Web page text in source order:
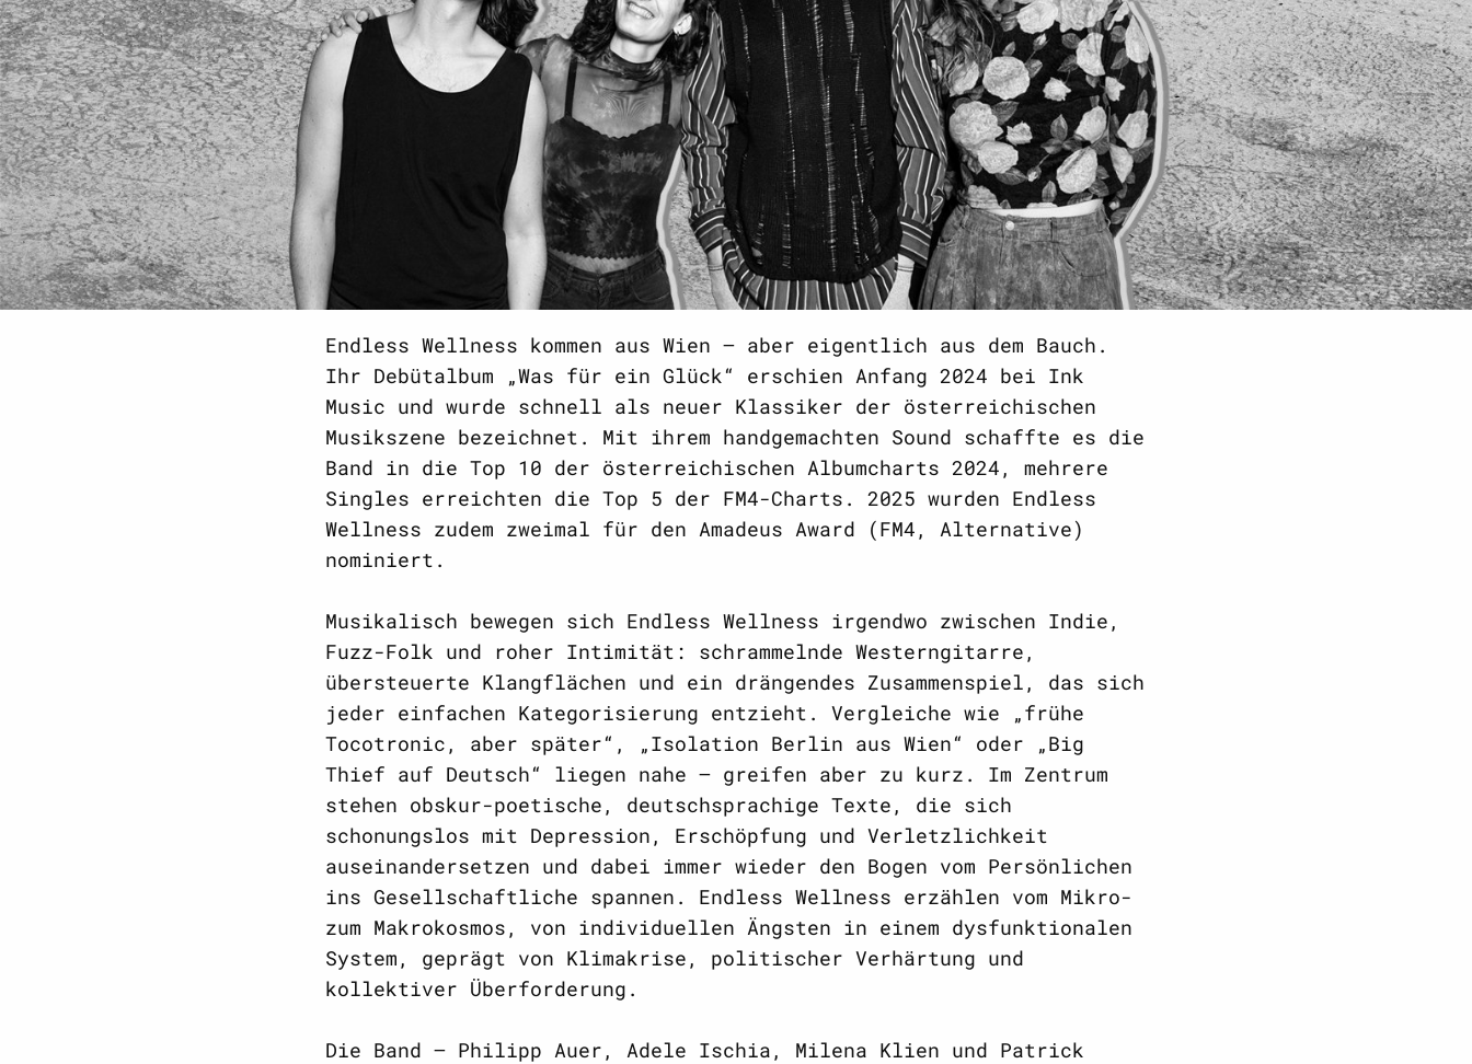
Endless Wellness kommen aus Wien – aber eigentlich aus dem Bauch.
Ihr Debütalbum „Was für ein Glück“ erschien Anfang 2024 bei Ink
Music und wurde schnell als neuer Klassiker der österreichischen
Musikszene bezeichnet. Mit ihrem handgemachten Sound schaffte es die
Band in die Top 10 der österreichischen Albumcharts 2024, mehrere
Singles erreichten die Top 5 der FM4-Charts. 2025 wurden Endless
Wellness zudem zweimal für den Amadeus Award (FM4, Alternative)
nominiert.
Musikalisch bewegen sich Endless Wellness irgendwo zwischen Indie,
Fuzz-Folk und roher Intimität: schrammelnde Westerngitarre,
übersteuerte Klangflächen und ein drängendes Zusammenspiel, das sich
jeder einfachen Kategorisierung entzieht. Vergleiche wie „frühe
Tocotronic, aber später“, „Isolation Berlin aus Wien“ oder „Big
Thief auf Deutsch“ liegen nahe – greifen aber zu kurz. Im Zentrum
stehen obskur-poetische, deutschsprachige Texte, die sich
schonungslos mit Depression, Erschöpfung und Verletzlichkeit
auseinandersetzen und dabei immer wieder den Bogen vom Persönlichen
ins Gesellschaftliche spannen. Endless Wellness erzählen vom Mikro-
zum Makrokosmos, von individuellen Ängsten in einem dysfunktionalen
System, geprägt von Klimakrise, politischer Verhärtung und
kollektiver Überforderung.
Die Band – Philipp Auer, Adele Ischia, Milena Klien und Patrick